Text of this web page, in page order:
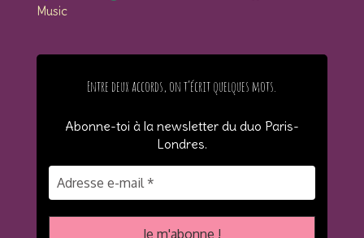
ic
_h
al
po
y
on
al
ou
be
ic
on
pl
ic
n
Music
Entre deux accords, on t’écrit quelques mots.
Abonne-toi à la newsletter du duo Paris-
Londres.